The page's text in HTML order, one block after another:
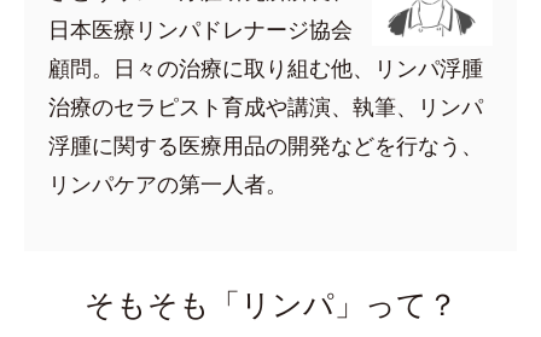
日本医療リンパドレナージ協会
顧問。日々の治療に取り組む他、リンパ浮腫
治療のセラピスト育成や講演、執筆、リンパ
浮腫に関する医療用品の開発などを行なう、
リンパケアの第一人者。
そもそも「リンパ」って？